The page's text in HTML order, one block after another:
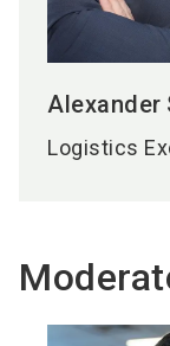
Alexander
Logistics